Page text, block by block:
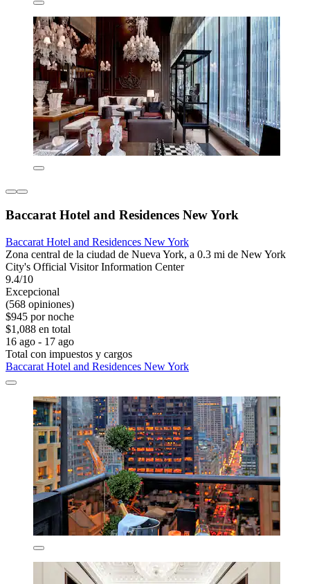
Baccarat Hotel and Residences New York
Baccarat Hotel and Residences New York
Zona central de la ciudad de Nueva York, a 0.3 mi de New York
City's Official Visitor Information Center
9.4/10
Excepcional
(568 opiniones)
$945 por noche
$1,088 en total
16 ago - 17 ago
Total con impuestos y cargos
Baccarat Hotel and Residences New York